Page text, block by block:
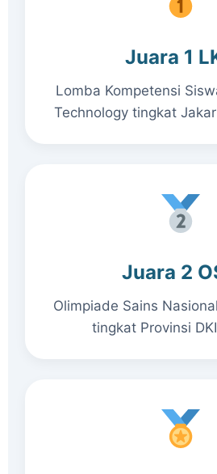
Juara 1
Lomba Kompetensi
Technology tingkat
Juara 2
Olimpiade Sains
tingkat Provinsi